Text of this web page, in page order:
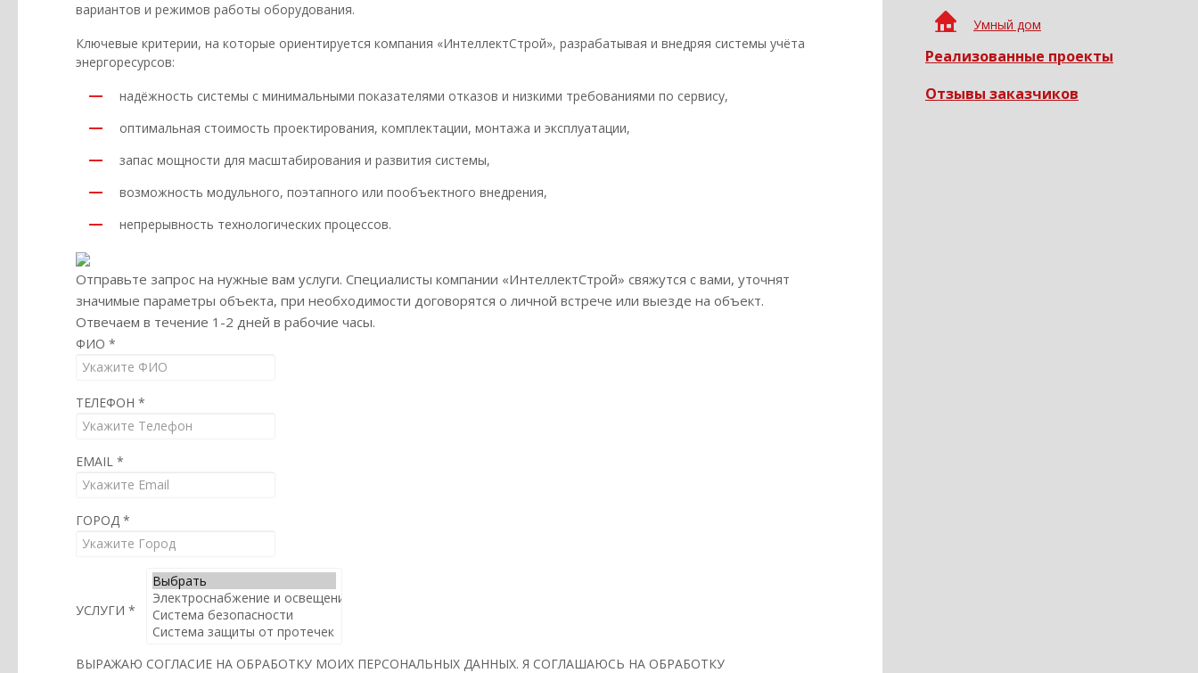
вариантов и режимов работы оборудования.
Ключевые критерии, на которые ориентируется компания «ИнтеллектСтрой», разрабатывая и внедряя системы учёта
энергоресурсов:
надёжность системы с минимальными показателями отказов и низкими требованиями по сервису,
оптимальная стоимость проектирования, комплектации, монтажа и эксплуатации,
запас мощности для масштабирования и развития системы,
возможность модульного, поэтапного или пообъектного внедрения,
непрерывность технологических процессов.
Отправьте запрос на нужные вам услуги. Специалисты компании «ИнтеллектСтрой» свяжутся с вами, уточнят
значимые параметры объекта, при необходимости договорятся о личной встрече или выезде на объект.
Отвечаем в течение 1-2 дней в рабочие часы.
ФИО*
ТЕЛЕФОН*
EMAIL*
ГОРОД*
УСЛУГИ*
ВЫРАЖАЮ СОГЛАСИЕ НА ОБРАБОТКУ МОИХ ПЕРСОНАЛЬНЫХ ДАННЫХ. Я СОГЛАШАЮСЬ НА ОБРАБОТКУ
Умный дом
Реализованные проекты
Отзывы заказчиков